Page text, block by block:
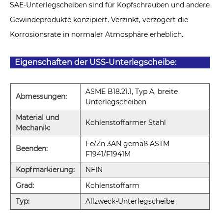
SAE-Unterlegscheiben sind für Kopfschrauben und andere
Gewindeprodukte konzipiert. Verzinkt, verzögert die
Korrosionsrate in normaler Atmosphäre erheblich.
Eigenschaften der USS-Unterlegscheibe:
Abmessungen:
ASME B18.21.1, Typ A, breite
Unterlegscheiben
Material und
Mechanik:
Kohlenstoffarmer Stahl
Beenden:
Fe/Zn 3AN gemäß ASTM
F1941/F1941M
Kopfmarkierung:
NEIN
Grad:
Kohlenstoffarm
Typ:
Allzweck-Unterlegscheibe